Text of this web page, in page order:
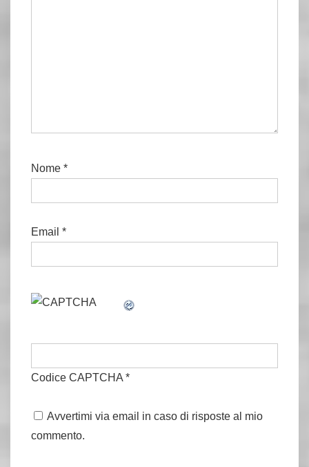
Nome *
Email *
Codice CAPTCHA *
Avvertimi via email in caso di risposte al mio
commento.